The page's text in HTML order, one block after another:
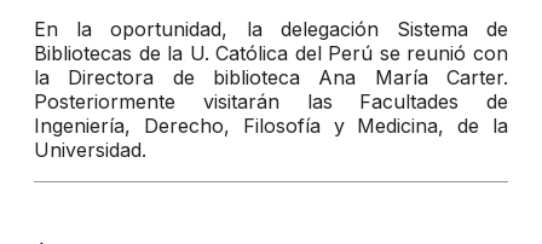
En la oportunidad, la delegación Sistema de
Bibliotecas de la U. Católica del Perú se reunió con
la Directora de biblioteca Ana María Carter.
Posteriormente visitarán las Facultades de
Ingeniería, Derecho, Filosofía y Medicina, de la
Universidad.